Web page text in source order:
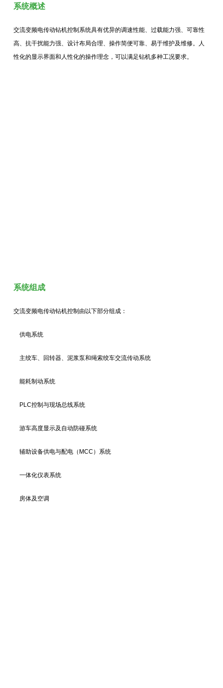
系统概述
交流变频电传动钻机控制系统具有优异的调速性能、过载能力强、可靠性
高、抗干扰能力强、设计布局合理、操作简便可靠、易于维护及维修。人
性化的显示界面和人性化的操作理念，可以满足钻机多种工况要求。
系统组成
交流变频电传动钻机控制由以下部分组成：
供电系统
主绞车、回转器、泥浆泵和绳索绞车交流传动系统
能耗制动系统
PLC控制与现场总线系统
游车高度显示及自动防碰系统
辅助设备供电与配电（MCC）系统
一体化仪表系统
房体及空调